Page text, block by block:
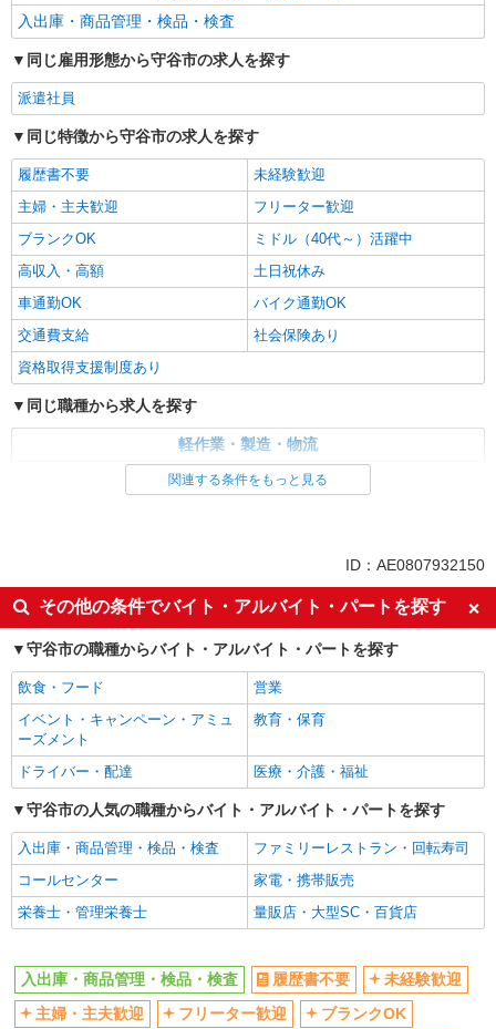
入出庫・商品管理・検品・検査
同じ雇用形態から守谷市の求人を探す
派遣社員
同じ特徴から守谷市の求人を探す
履歴書不要
未経験歓迎
主婦・主夫歓迎
フリーター歓迎
ブランクOK
ミドル（40代～）活躍中
高収入・高額
土日祝休み
車通勤OK
バイク通勤OK
交通費支給
社会保険あり
資格取得支援制度あり
同じ職種から求人を探す
軽作業・製造・物流
入出庫・商品管理・検品・検査
土日祝休み
車通勤OK
交通費支給
社会保険あり
関連する条件をもっと見る
ID：AE0807932150
その他の条件でバイト・アルバイト・パートを探す
守谷市の職種からバイト・アルバイト・パートを探す
飲食・フード
営業
イベント・キャンペーン・アミュ
ーズメント
教育・保育
ドライバー・配達 医療・介護・福祉
守谷市の人気の職種からバイト・アルバイト・パートを探す
入出庫・商品管理・検品・検査
ファミリーレストラン・回転寿司
コールセンター
家電・携帯販売
栄養士・管理栄養士
量販店・大型SC・百貨店
入出庫・商品管理・検品・検査 履歴書不要
未経験歓迎
主婦・主夫歓迎
フリーター歓迎
ブランクOK